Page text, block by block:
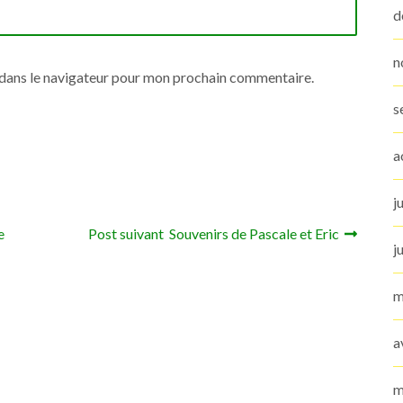
le navigateur pour mon prochain commentaire.
Post suivant Souvenirs de Pascale et Eric